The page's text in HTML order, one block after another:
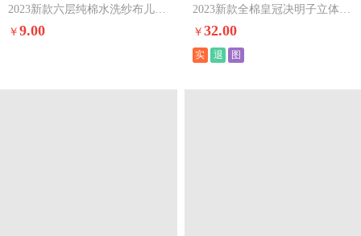
2023新款六层纯棉水洗纱布儿童毛巾云片枕洗脸巾30×50cm
￥9.00
2023新款全棉皇冠决明子立体羽丝绒枕枕头枕芯白色
￥ 32.00
实 退 图